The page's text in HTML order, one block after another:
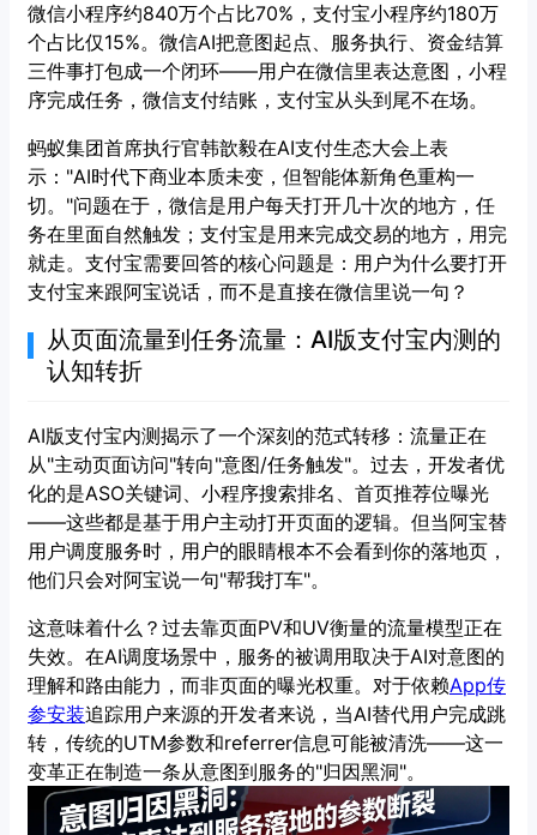
微信小程序约840万个占比70%，支付宝小程序约180万
个占比仅15%。微信AI把意图起点、服务执行、资金结算
三件事打包成一个闭环——用户在微信里表达意图，小程
序完成任务，微信支付结账，支付宝从头到尾不在场。
蚂蚁集团首席执行官韩歆毅在AI支付生态大会上表
示："AI时代下商业本质未变，但智能体新角色重构一
切。"问题在于，微信是用户每天打开几十次的地方，任
务在里面自然触发；支付宝是用来完成交易的地方，用完
就走。支付宝需要回答的核心问题是：用户为什么要打开
支付宝来跟阿宝说话，而不是直接在微信里说一句？
从页面流量到任务流量：AI版支付宝内测的
认知转折
AI版支付宝内测揭示了一个深刻的范式转移：流量正在
从"主动页面访问"转向"意图/任务触发"。过去，开发者优
化的是ASO关键词、小程序搜索排名、首页推荐位曝光
——这些都是基于用户主动打开页面的逻辑。但当阿宝替
用户调度服务时，用户的眼睛根本不会看到你的落地页，
他们只会对阿宝说一句"帮我打车"。
这意味着什么？过去靠页面PV和UV衡量的流量模型正在
失效。在AI调度场景中，服务的被调用取决于AI对意图的
理解和路由能力，而非页面的曝光权重。对于依赖App传
参安装追踪用户来源的开发者来说，当AI替代用户完成跳
转，传统的UTM参数和referrer信息可能被清洗——这一
变革正在制造一条从意图到服务的"归因黑洞"。